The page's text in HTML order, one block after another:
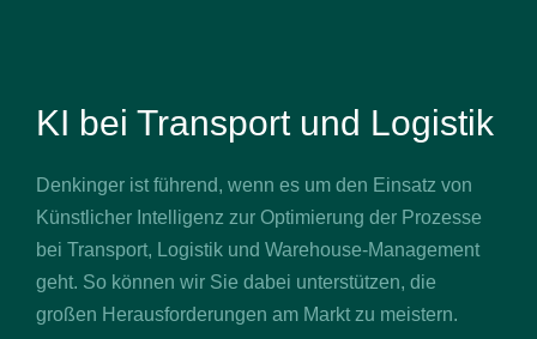
KI bei Transport und Logistik
Denkinger ist führend, wenn es um den Einsatz von
Künstlicher Intelligenz zur Optimierung der Prozesse
bei Transport, Logistik und Warehouse-Management
geht. So können wir Sie dabei unterstützen, die
großen Herausforderungen am Markt zu meistern.